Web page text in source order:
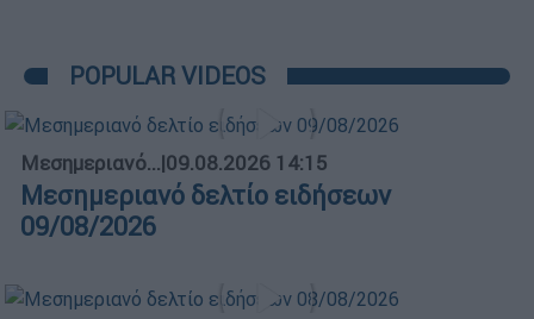
POPULAR VIDEOS
Μεσημεριανό...|09.08.2026 14:15
Μεσημεριανό δελτίο ειδήσεων
09/08/2026